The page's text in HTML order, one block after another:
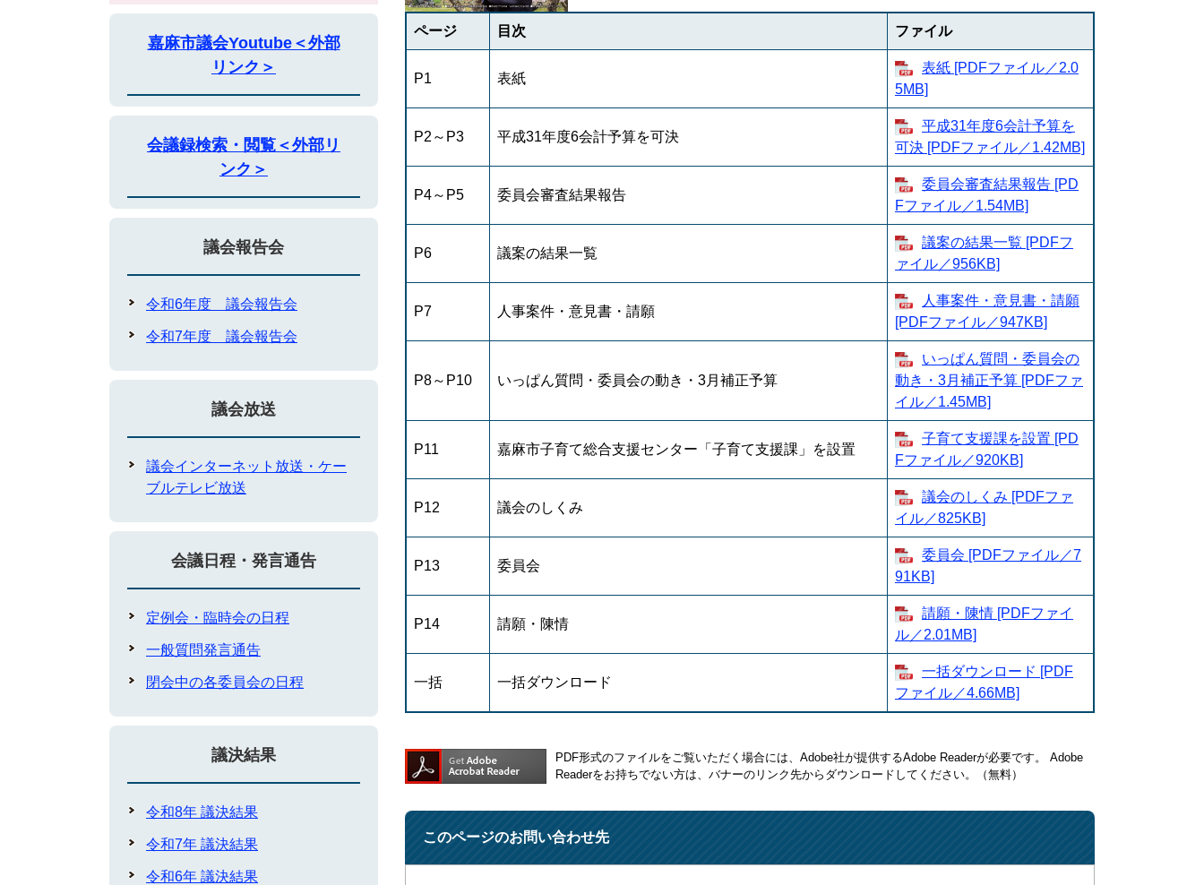
ページ 目次 ファイル
P1 表紙
表紙 [PDFファイル／2.0
5MB]
P2～P3 平成31年度6会計予算を可決
平成31年度6会計予算を
可決 [PDFファイル／1.42MB]
P4～P5 委員会審査結果報告
委員会審査結果報告 [PD
Fファイル／1.54MB]
P6 議案の結果一覧
議案の結果一覧 [PDFフ
ァイル／956KB]
P7 人事案件・意見書・請願
人事案件・意見書・請願
[PDFファイル／947KB]
P8～P10 いっぱん質問・委員会の動き・3月補正予算
いっぱん質問・委員会の
動き・3月補正予算 [PDFファ
イル／1.45MB]
P11 嘉麻市子育て総合支援センター「子育て支援課」を設置
子育て支援課を設置 [PD
Fファイル／920KB]
P12 議会のしくみ
議会のしくみ [PDFファ
イル／825KB]
P13 委員会
委員会 [PDFファイル／7
91KB]
P14 請願・陳情
請願・陳情 [PDFファイ
ル／2.01MB]
一括 一括ダウンロード
一括ダウンロード [PDF
ファイル／4.66MB]
PDF形式のファイルをご覧いただく場合には、Adobe社が提供するAdobe Readerが必要です。
Adobe
Readerをお持ちでない方は、バナーのリンク先からダウンロードしてください。（無料）
このページのお問い合わせ先
嘉麻市議会Youtube＜外部
リンク＞
会議録検索・閲覧＜外部リ
ンク＞
議会報告会
令和6年度 議会報告会
令和7年度 議会報告会
議会放送
議会インターネット放送・ケー
ブルテレビ放送
会議日程・発言通告
定例会・臨時会の日程
一般質問発言通告
閉会中の各委員会の日程
議決結果
令和8年 議決結果
令和7年 議決結果
令和6年 議決結果